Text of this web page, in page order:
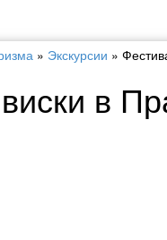
» Экскурсии »
в